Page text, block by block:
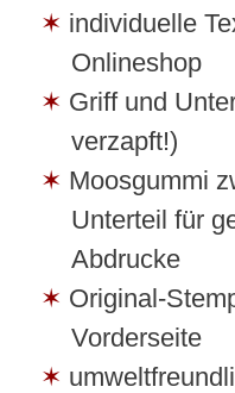
individuelle
Onlineshop
Griff und
verzapft!)
Moosgummi
Unterteil für
Abdrucke
Original-
Vorderseite